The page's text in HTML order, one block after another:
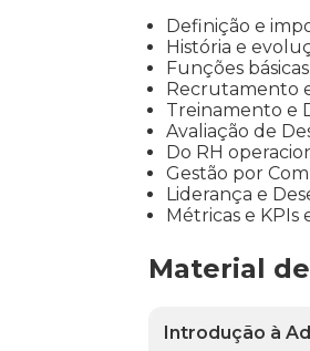
Definição e
História e
Funções
Recrutamento
Treinamento e
Avaliação de
Do RH
Gestão por
Liderança e
Métricas e KPIs
Material
Introdução à